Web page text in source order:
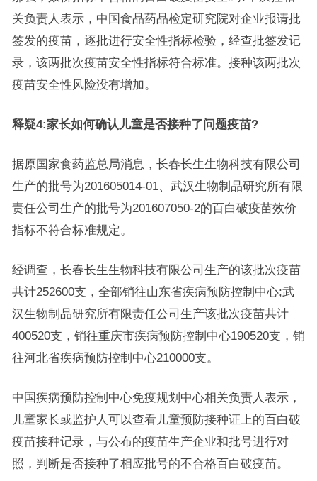
关负责人表示，中国食品药品检定研究院对企业报请批
签发的疫苗，逐批进行安全性指标检验，经查批签发记
录，该两批次疫苗安全性指标符合标准。接种该两批次
疫苗安全性风险没有增加。
释疑4:家长如何确认儿童是否接种了问题疫苗?
据原国家食药监总局消息，长春长生生物科技有限公司
生产的批号为201605014-01、武汉生物制品研究所有限
责任公司生产的批号为201607050-2的百白破疫苗效价
指标不符合标准规定。
经调查，长春长生生物科技有限公司生产的该批次疫苗
共计252600支，全部销往山东省疾病预防控制中心;武
汉生物制品研究所有限责任公司生产该批次疫苗共计
400520支，销往重庆市疾病预防控制中心190520支，销
往河北省疾病预防控制中心210000支。
中国疾病预防控制中心免疫规划中心相关负责人表示，
儿童家长或监护人可以查看儿童预防接种证上的百白破
疫苗接种记录，与公布的疫苗生产企业和批号进行对
照，判断是否接种了相应批号的不合格百白破疫苗。